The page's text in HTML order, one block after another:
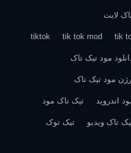
لایت
tik
tik tok mod
tiktok
مود تیک تاک
مود تیک تاک
اندروید تیک تاک مود
تاک ویدیو تیک توک